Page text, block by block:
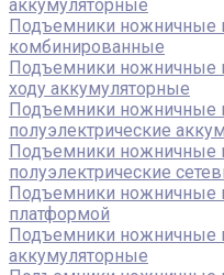
аккумуляторные
Подъемники ножничные
комбинированные
Подъемники ножничные
ходу аккумуляторные
Подъемники ножничные
полуэлектрические
Подъемники ножничные
полуэлектрические
Подъемники
платформой
Подъемники ножничные
аккумуляторные